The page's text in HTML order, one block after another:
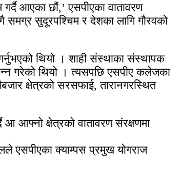
आएका छौं,’ एसपीएका वातावरण
समग्र सुदूरपश्चिम र देशका लागि गौरवको
थियो । शाही संस्थाका संस्थापक
गरेको थियो । त्यसपछि एसपीए कलेजका
क्षेत्रको सरसफाई, तारानगरस्थित
आ आफ्नो क्षेत्रको वातावरण संरक्षणमा
एसपीएका क्याम्पस प्रमुख योगराज